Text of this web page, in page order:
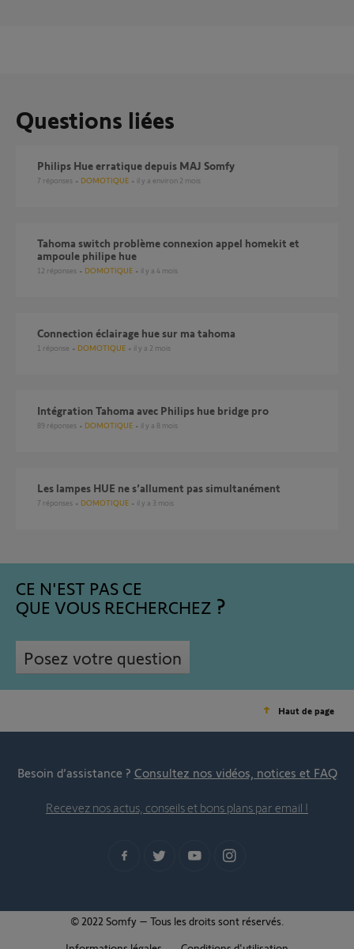
Questions liées
Philips Hue erratique depuis MAJ Somfy
7 réponses DOMOTIQUE il y a environ 2 mois
Tahoma switch problème connexion appel homekit et
ampoule philipe hue
12 réponses DOMOTIQUE il y a 4 mois
Connection éclairage hue sur ma tahoma
1 réponse DOMOTIQUE il y a 2 mois
Intégration Tahoma avec Philips hue bridge pro
89 réponses DOMOTIQUE il y a 8 mois
les lampes HUE ne s’allument pas simultanément
7 réponses DOMOTIQUE il y a 3 mois
CE N'EST PAS CE
QUE VOUS RECHERCHEZ
Posez votre question
Haut de page
Besoin d’assistance ? Consultez nos vidéos, notices et FAQ
Recevez nos actus, conseils et bons plans par email !
© 2022 Somfy – Tous les droits sont réservés.